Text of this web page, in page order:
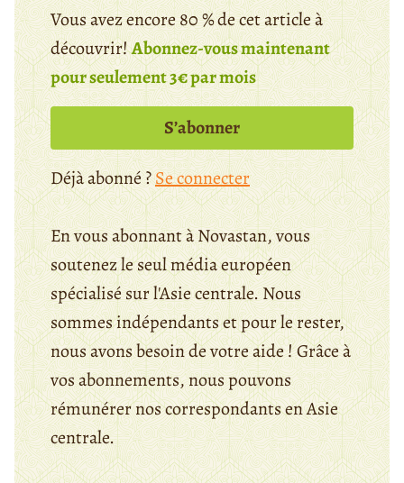
Vous avez encore 80 % de cet article à
découvrir!Abonnez-vous maintenant
pour seulement 3€ par mois
S’abonner
Déjà abonné ?Se connecter
En vous abonnant à Novastan, vous
soutenez le seul média européen
spécialisé sur l'Asie centrale. Nous
sommes indépendants et pour le rester,
nous avons besoin de votre aide ! Grâce à
vos abonnements, nous pouvons
rémunérer nos correspondants en Asie
centrale.